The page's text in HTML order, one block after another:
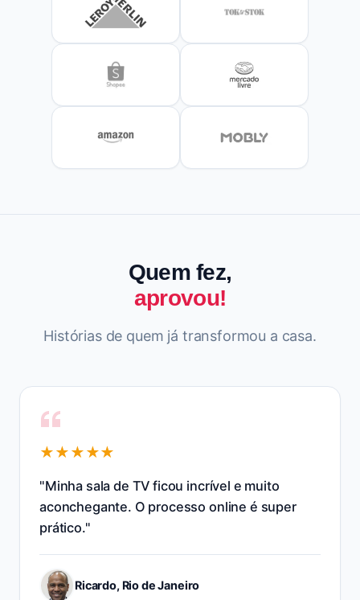
Quem fez,
aprovou!
Histórias de quem já transformou a casa.
★★★★★
"Resolveram o layout da cozinha e otimizaram
os armários na hora. Salvou minha obra!"